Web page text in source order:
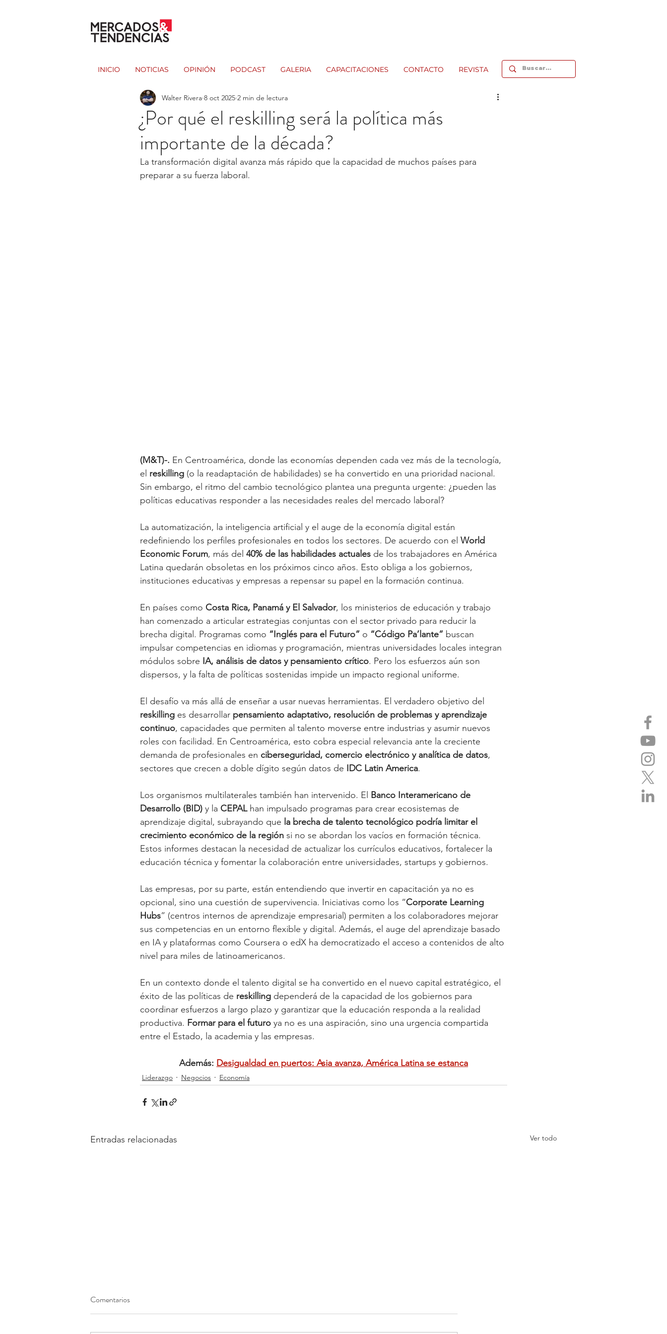
INICIO NOTICIAS OPINIÓN PODCAST GALERIA CAPACITACIONES CONTACTO REVISTA
¿Por qué el reskilling será la política más
importante de la década?
Walter Rivera 8 oct 2025 2 min de lectura
La transformación digital avanza más rápido que la capacidad de muchos países para
preparar a su fuerza laboral.
(M&T)-. En Centroamérica, donde las economías dependen cada vez más de la tecnología,
el reskilling (o la readaptación de habilidades) se ha convertido en una prioridad nacional.
Sin embargo, el ritmo del cambio tecnológico plantea una pregunta urgente: ¿pueden las
políticas educativas responder a las necesidades reales del mercado laboral?
La automatización, la inteligencia artificial y el auge de la economía digital están
redefiniendo los perfiles profesionales en todos los sectores. De acuerdo con el World
Economic Forum, más del 40% de las habilidades actuales de los trabajadores en América
Latina quedarán obsoletas en los próximos cinco años. Esto obliga a los gobiernos,
instituciones educativas y empresas a repensar su papel en la formación continua.
En países como Costa Rica, Panamá y El Salvador, los ministerios de educación y trabajo
han comenzado a articular estrategias conjuntas con el sector privado para reducir la
brecha digital. Programas como “Inglés para el Futuro” o “Código Pa’lante” buscan
impulsar competencias en idiomas y programación, mientras universidades locales integran
módulos sobre IA, análisis de datos y pensamiento crítico. Pero los esfuerzos aún son
dispersos, y la falta de políticas sostenidas impide un impacto regional uniforme.
El desafío va más allá de enseñar a usar nuevas herramientas. El verdadero objetivo del
reskilling es desarrollar pensamiento adaptativo, resolución de problemas y aprendizaje
continuo, capacidades que permiten al talento moverse entre industrias y asumir nuevos
roles con facilidad. En Centroamérica, esto cobra especial relevancia ante la creciente
demanda de profesionales en ciberseguridad, comercio electrónico y analítica de datos,
sectores que crecen a doble dígito según datos de IDC Latin America.
Los organismos multilaterales también han intervenido. El Banco Interamericano de
Desarrollo (BID) y la CEPAL han impulsado programas para crear ecosistemas de
aprendizaje digital, subrayando que la brecha de talento tecnológico podría limitar el
crecimiento económico de la región si no se abordan los vacíos en formación técnica.
Estos informes destacan la necesidad de actualizar los currículos educativos, fortalecer la
educación técnica y fomentar la colaboración entre universidades, startups y gobiernos.
Las empresas, por su parte, están entendiendo que invertir en capacitación ya no es
opcional, sino una cuestión de supervivencia. Iniciativas como los “Corporate Learning
Hubs” (centros internos de aprendizaje empresarial) permiten a los colaboradores mejorar
sus competencias en un entorno flexible y digital. Además, el auge del aprendizaje basado
en IA y plataformas como Coursera o edX ha democratizado el acceso a contenidos de alto
nivel para miles de latinoamericanos.
En un contexto donde el talento digital se ha convertido en el nuevo capital estratégico, el
éxito de las políticas de reskilling dependerá de la capacidad de los gobiernos para
coordinar esfuerzos a largo plazo y garantizar que la educación responda a la realidad
productiva. Formar para el futuro ya no es una aspiración, sino una urgencia compartida
entre el Estado, la academia y las empresas.
Además: Desigualdad en puertos: Asia avanza, América Latina se estanca
Liderazgo Negocios Economía
Entradas relacionadas Ver todo
Comentarios